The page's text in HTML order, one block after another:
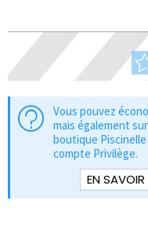
Vous pouvez
mais également
boutique
compte Privilège.
EN SAVOIR